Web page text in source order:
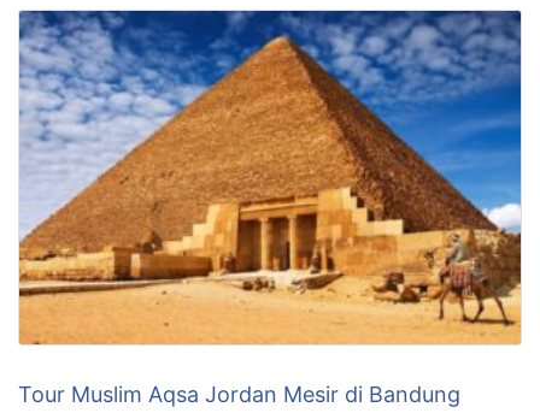
Tour Muslim Aqsa Jordan Mesir di Bandung